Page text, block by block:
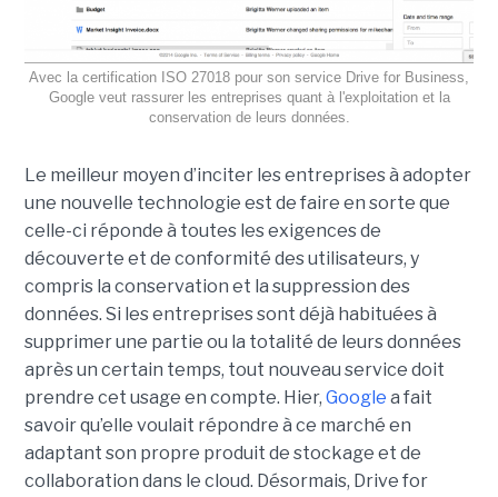
Avec la certification ISO 27018 pour son service Drive for Business,
Google veut rassurer les entreprises quant à l'exploitation et la
conservation de leurs données.
Le meilleur moyen d’inciter les entreprises à adopter
une nouvelle technologie est de faire en sorte que
celle-ci réponde à toutes les exigences de
découverte et de conformité des utilisateurs, y
compris la conservation et la suppression des
données. Si les entreprises sont déjà habituées à
supprimer une partie ou la totalité de leurs données
après un certain temps, tout nouveau service doit
prendre cet usage en compte. Hier, Google a fait
savoir qu’elle voulait répondre à ce marché en
adaptant son propre produit de stockage et de
collaboration dans le cloud. Désormais, Drive for